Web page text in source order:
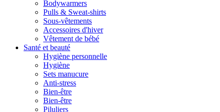
Bodywarmers
Pulls & Sweat-shirts
Sous-vêtements
Accessoires d'hiver
Vêtement de bébé
Santé et beauté
Hygiène personnelle
Hygiène
Sets manucure
Anti-stress
Bien-être
Bien-être
Piluliers